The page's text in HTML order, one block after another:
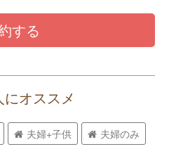
する
オススメ
夫婦+子供
夫婦のみ